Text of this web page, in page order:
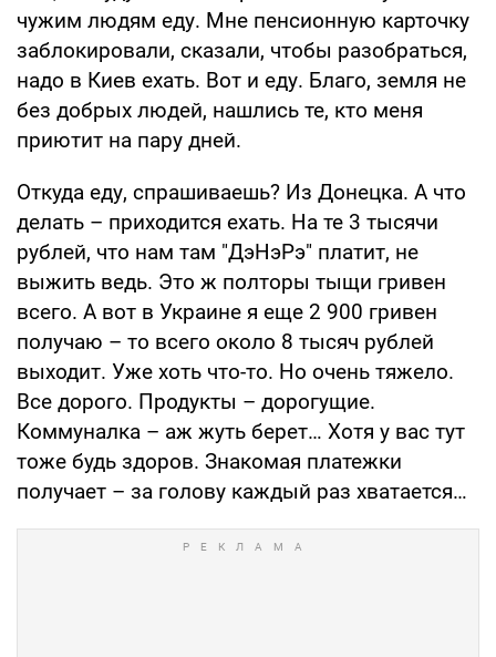
чужим людям еду. Мне пенсионную карточку
заблокировали, сказали, чтобы разобраться,
надо в Киев ехать. Вот и еду. Благо, земля не
без добрых людей, нашлись те, кто меня
приютит на пару дней.
Откуда еду, спрашиваешь? Из Донецка. А что
делать – приходится ехать. На те 3 тысячи
рублей, что нам там "ДэНэРэ" платит, не
выжить ведь. Это ж полторы тыщи гривен
всего. А вот в Украине я еще 2 900 гривен
получаю – то всего около 8 тысяч рублей
выходит. Уже хоть что-то. Но очень тяжело.
Все дорого. Продукты – дорогущие.
Коммуналка – аж жуть берет… Хотя у вас тут
тоже будь здоров. Знакомая платежки
получает – за голову каждый раз хватается…